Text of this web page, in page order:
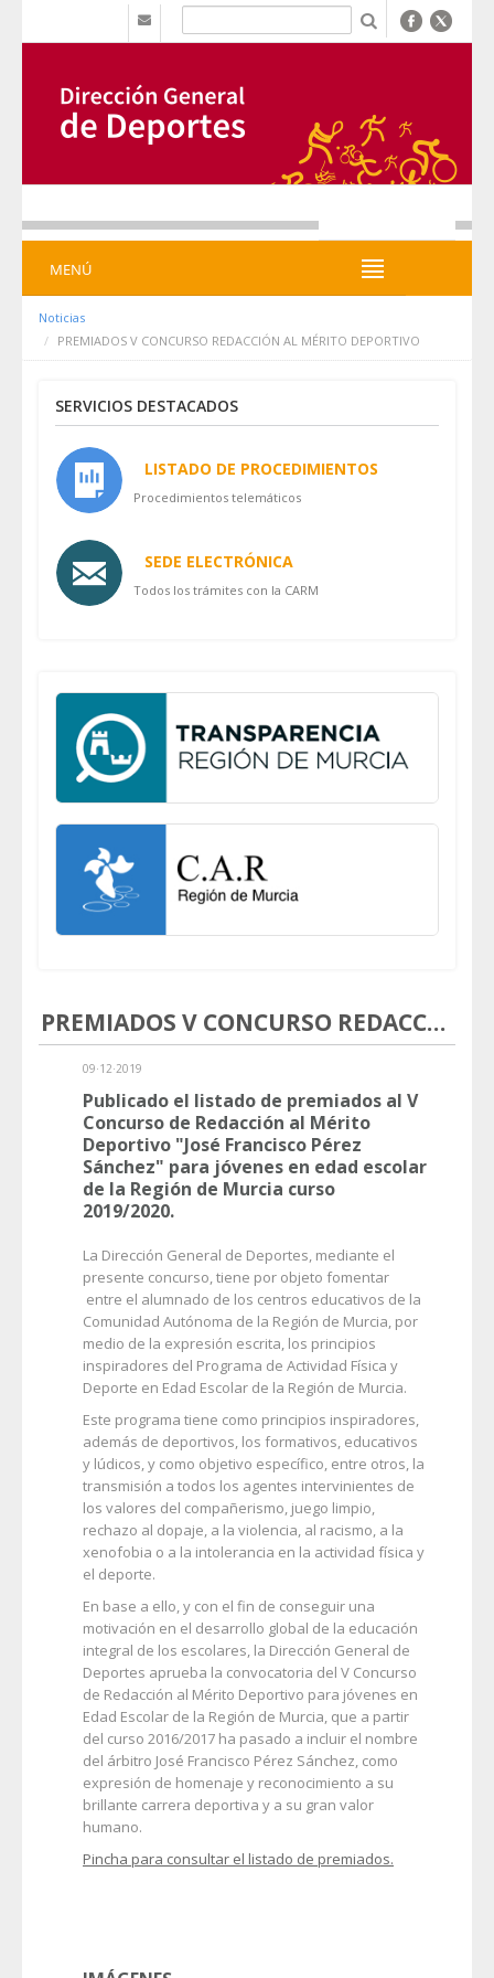
Zum Inhalt wechseln
MENÚ
Noticias
PREMIADOS V CONCURSO REDACCIÓN AL MÉRITO DEPORTIVO
SERVICIOS DESTACADOS
LISTADO DE PROCEDIMIENTOS
Procedimientos telemáticos
SEDE ELECTRÓNICA
Todos los trámites con la CARM
PREMIADOS V CONCURSO REDACCIÓN AL MÉRITO DEPORTIVO
09·12·2019
Publicado el listado de premiados al V
Concurso de Redacción al Mérito
Deportivo "José Francisco Pérez
Sánchez" para jóvenes en edad escolar
de la Región de Murcia curso
2019/2020.
La Dirección General de Deportes, mediante el
presente concurso, tiene por objeto fomentar
entre el alumnado de los centros educativos de la
Comunidad Autónoma de la Región de Murcia, por
medio de la expresión escrita, los principios
inspiradores del Programa de Actividad Física y
Deporte en Edad Escolar de la Región de Murcia.
Este programa tiene como principios inspiradores,
además de deportivos, los formativos, educativos
y lúdicos, y como objetivo específico, entre otros, la
transmisión a todos los agentes intervinientes de
los valores del compañerismo, juego limpio,
rechazo al dopaje, a la violencia, al racismo, a la
xenofobia o a la intolerancia en la actividad física y
el deporte.
En base a ello, y con el fin de conseguir una
motivación en el desarrollo global de la educación
integral de los escolares, la Dirección General de
Deportes aprueba la convocatoria del V Concurso
de Redacción al Mérito Deportivo para jóvenes en
Edad Escolar de la Región de Murcia, que a partir
del curso 2016/2017 ha pasado a incluir el nombre
del árbitro José Francisco Pérez Sánchez, como
expresión de homenaje y reconocimiento a su
brillante carrera deportiva y a su gran valor
humano.
Pincha para consultar el listado de premiados.